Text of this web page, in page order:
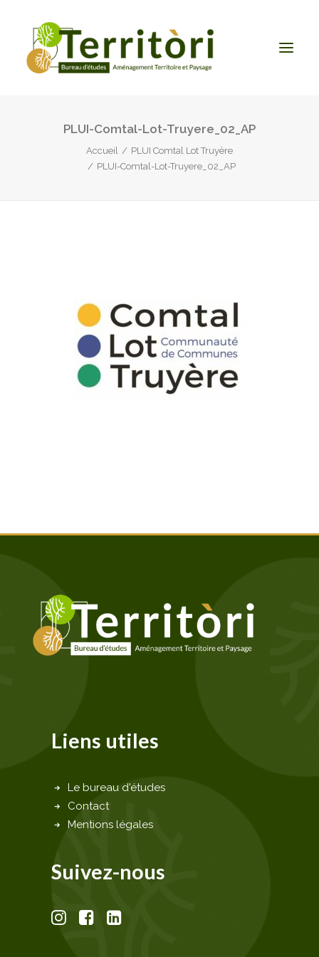
ACCUEILPLUI-Comtal-Lot-Truyere_02_AP
Accueil
PLUI Comtal Lot Truyère
PLUI-Comtal-Lot-Truyere_02_AP
Liens utiles
Le bureau d'études
Contact
Mentions légales
Suivez-nous